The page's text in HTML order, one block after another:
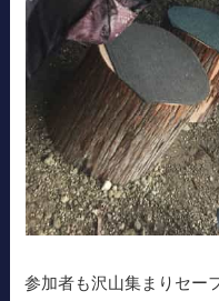
参加者も沢山集まりセー